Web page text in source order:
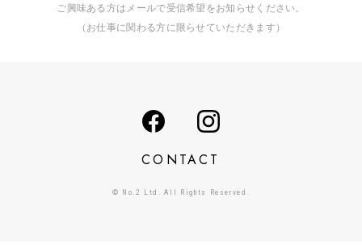
ご興味ある方はメールで受信希望をお知らせください。
（お仕事に関わる方に限らせていただきます）
CONTACT
© No.2 Ltd. All Rights Reserved.